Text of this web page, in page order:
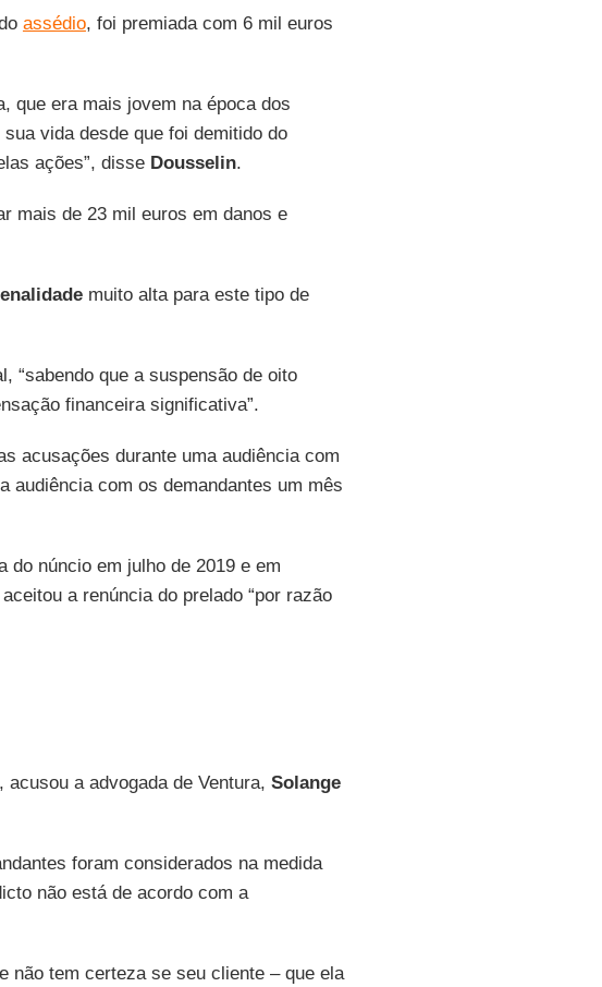
assédio, foi premiada com 6 mil euros
que era mais jovem na época dos
vida desde que foi demitido do
ações”, disse Dousselin.
mais de 23 mil euros em danos e
muito alta para este tipo de
“sabendo que a suspensão de oito
financeira significativa”.
acusações durante uma audiência com
audiência com os demandantes um mês
núncio em julho de 2019 e em
a renúncia do prelado “por razão
acusou a advogada de Ventura, Solange
foram considerados na medida
não está de acordo com a
não tem certeza se seu cliente – que ela